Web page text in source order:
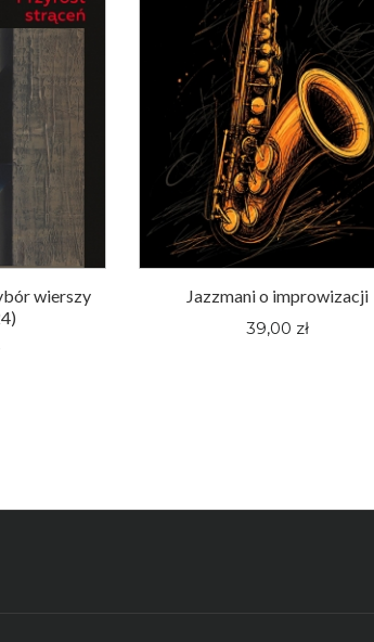
wierszy
Jazzmani o improwizacji
39,00 zł